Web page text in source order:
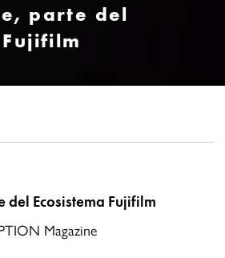
parte del
del Ecosistema Fujifilm
Magazine